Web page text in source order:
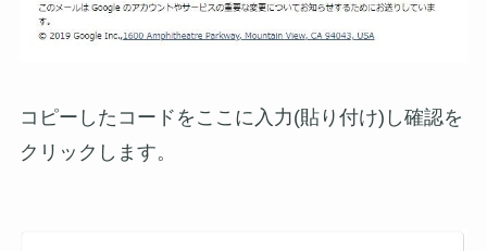
コピーしたコードをここに入力(貼り付け)し確認を
クリックします。